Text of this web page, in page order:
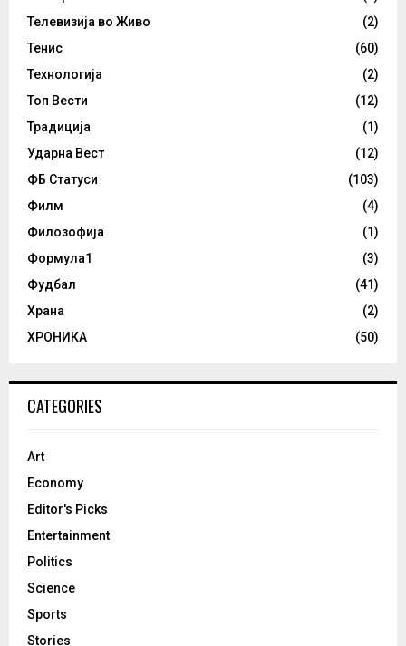
Телевизија во Живо
(2)
Тенис
(60)
Технологија
(2)
Топ Вести
(12)
Традиција
(1)
Ударна Вест
(12)
ФБ Статуси
(103)
Филм
(4)
Филозофија
(1)
Формула1
(3)
Фудбал
(41)
Храна
(2)
ХРОНИКА
(50)
CATEGORIES
Art
Economy
Editor's Picks
Entertainment
Politics
Science
Sports
Stories